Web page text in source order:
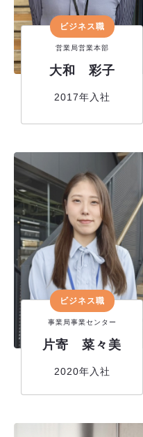
ビジネス職
営業局営業本部
大和 彩子
2017年入社
ビジネス職
事業局事業センター
片寄 菜々美
2020年入社